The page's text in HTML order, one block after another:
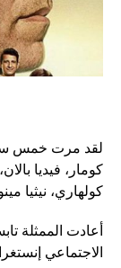
لقد مرت خمس
كومار، فيديا
كولهاري، نيثيا
أعادت الممثلة